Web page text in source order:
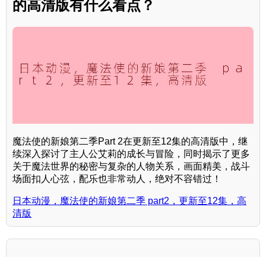
的高清版有什么看点？
魔法使的新娘第二季Part 2在更新至12集的高清版中，继
续深入探讨了主人公艾莉的成长与冒险，同时揭示了更多
关于魔法世界的秘密与复杂的人物关系，画面精美，战斗
场面扣人心弦，配乐也非常动人，绝对不容错过！
日本动漫，魔法使的新娘第二季 part2，更新至12集，高
清版